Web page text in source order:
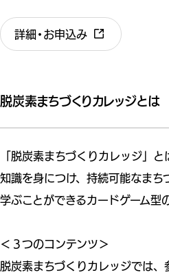
詳細・お申込み
脱炭素まちづくりカレッジとは
「脱炭素まちづくりカレッジ」
知識を身につけ、持続可能なまち
学ぶことができるカードゲーム型
＜３つのコンテンツ＞
脱炭素まちづくりカレッジでは